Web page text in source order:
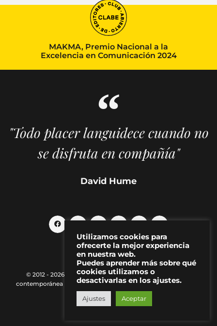
MAKMA, Premio Nacional a la
Excelencia en Comunicación 2024
"Todo placer languidece cuando no
se disfruta en compañía"
David Hume
© 2012 - 2026 MAKMA | Revista de artes visuales y cultura
contemporánea |
Política de Privacidad| Aviso Legal|Contacto
Utilizamos cookies para
ofrecerte la mejor experiencia
en nuestra web.
Puedes aprender más sobre qué
cookies utilizamos o
desactivarlas en los ajustes.
Ajustes Aceptar